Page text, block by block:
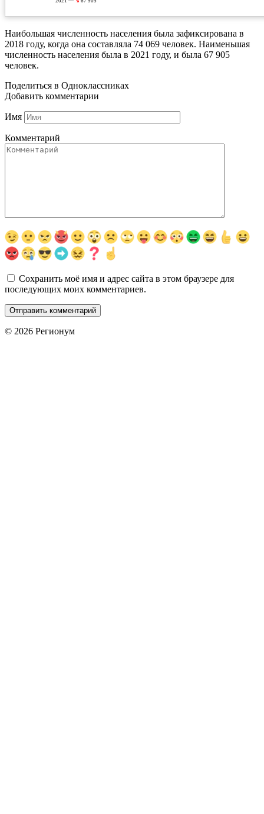
Наибольшая численность населения была зафиксирована в
2018 году, когда она составляла 74 069 человек. Наименьшая
численность населения была в 2021 году, и была 67 905
человек.
Поделиться в Одноклассниках
Добавить комментарии
Имя
Комментарий
Сохранить моё имя и адрес сайта в этом браузере для
последующих моих комментариев.
© 2026 Регионум